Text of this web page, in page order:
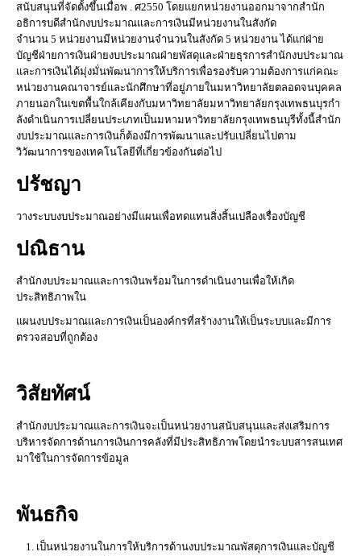
สนับสนุนที่จัดตั้งขึ้นเมื่อพ . ศ2550 โดยแยกหน่วยงานออกมาจากสำนัก
อธิการบดีสำนักงบประมาณและการเงินมีหน่วยงานในสังกัด
จำนวน 5 หน่วยงานมีหน่วยงานจำนวนในสังกัด 5 หน่วยงาน ได้แก่ฝ่าย
บัญชีฝ่ายการเงินฝ่ายงบประมาณฝ่ายพัสดุและฝ่ายธุรการสำนักงบประมาณ
และการเงินได้มุ่งมั่นพัฒนาการให้บริการเพื่อรองรับความต้องการแก่คณะ
หน่วยงานคณาจารย์และนักศึกษาที่อยู่ภายในมหาวิทยาลัยตลอดจนบุคคล
ภายนอกในเขตพื้นใกล้เคียงกับมหาวิทยาลัยมหาวิทยาลัยกรุงเทพธนบุรกำ
ลังดำเนินการเปลี่ยนประเภทเป็นมหามหาวิทยาลัยกรุงเทพธนบุรีทั้งนี้สำนัก
งบประมาณและการเงินก็ต้องมีการพัฒนาและปรับเปลี่ยนไปตาม
วิวัฒนาการของเทคโนโลยีที่เกี่ยวข้องกันต่อไป
ปรัชญา
วางระบบงบประมาณอย่างมีแผนเพื่อทดแทนสิ่งสิ้นเปลืองเรื่องบัญชี
ปณิธาน
สำนักงบประมาณและการเงินพร้อมในการดำเนินงานเพื่อให้เกิด
ประสิทธิภาพใน
แผนงบประมาณและการเงินเป็นองค์กรที่สร้างงานให้เป็นระบบและมีการ
ตรวจสอบที่ถูกต้อง
วิสัยทัศน์
สำนักงบประมาณและการเงินจะเป็นหน่วยงานสนับสนุนและส่งเสริมการ
บริหารจัดการด้านการเงินการคลังที่มีประสิทธิภาพโดยนำระบบสารสนเทศ
มาใช้ในการจัดการข้อมูล
พันธกิจ
เป็นหน่วยงานในการให้บริการด้านงบประมาณพัสดุการเงินและบัญชี